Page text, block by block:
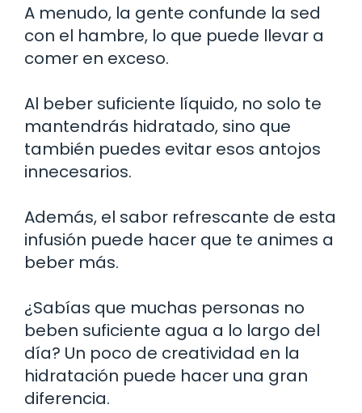
A menudo, la gente confunde la sed
con el hambre, lo que puede llevar a
comer en exceso.
Al beber suficiente líquido, no solo te
mantendrás hidratado, sino que
también puedes evitar esos antojos
innecesarios.
Además, el sabor refrescante de esta
infusión puede hacer que te animes a
beber más.
¿Sabías que muchas personas no
beben suficiente agua a lo largo del
día? Un poco de creatividad en la
hidratación puede hacer una gran
diferencia.